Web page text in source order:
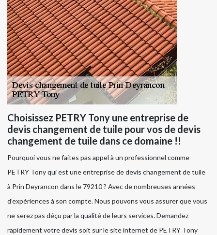
Choisissez PETRY Tony une entreprise de
devis changement de tuile pour vos de devis
changement de tuile dans ce domaine !!
Pourquoi vous ne faites pas appel à un professionnel comme
PETRY Tony qui est une entreprise de devis changement de tuile
à Prin Deyrancon dans le 79210 ? Avec de nombreuses années
d’expériences à son compte. Nous pouvons vous assurer que vous
ne serez pas déçu par la qualité de leurs services. Demandez
rapidement votre devis soit sur le site internet de PETRY Tony